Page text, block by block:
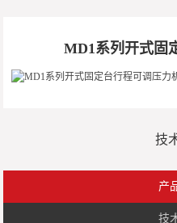
MD1系列开式固
技
产
技